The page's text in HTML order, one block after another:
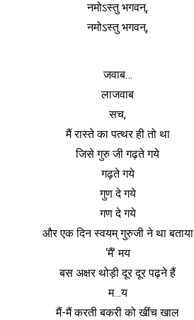
नमोऽस्तु भगवन्,
नमोऽस्तु भगवन्,
जवाब…
लाजवाब
सच,
मैं रास्ते का पत्थर ही तो था
जिसे गुरु जी गढ़ते गये
गढ़ते गये
गुण दे गये
गण दे गये
और एक दिन स्वयम् गुरुजी ने था बताया
‘मैं’ मय
बस अक्षर थोड़ी दूर दूर पढ़ने हैं
म…य
मैं-मैं करती बकरी को खींच खाल